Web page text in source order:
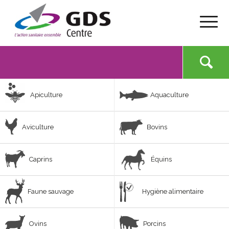
Apiculture Aquaculture
Aviculture Bovins
Caprins Équins
Faune sauvage Hygiène alimentaire
Ovins Porcins